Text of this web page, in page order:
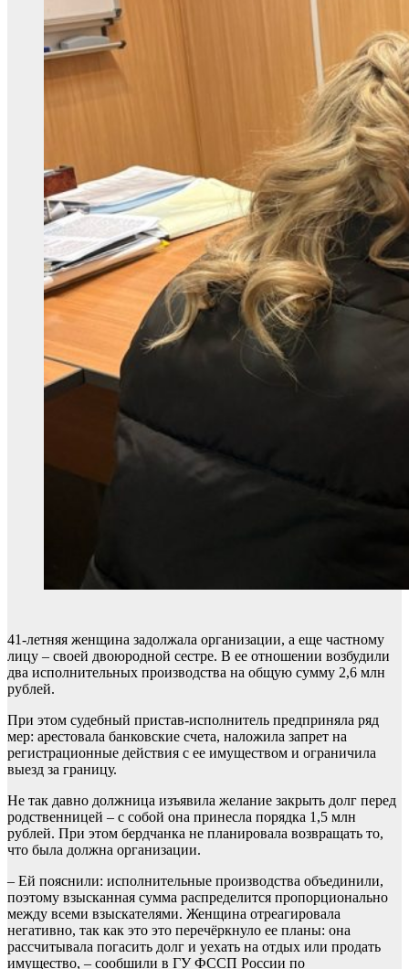
41-летняя женщина задолжала организации, а еще частному
лицу – своей двоюродной сестре. В ее отношении возбудили
два исполнительных производства на общую сумму 2,6 млн
рублей.
При этом судебный пристав-исполнитель предприняла ряд
мер: арестовала банковские счета, наложила запрет на
регистрационные действия с ее имуществом и ограничила
выезд за границу.
Не так давно должница изъявила желание закрыть долг перед
родственницей – с собой она принесла порядка 1,5 млн
рублей. При этом бердчанка не планировала возвращать то,
что была должна организации.
– Ей пояснили: исполнительные производства объединили,
поэтому взысканная сумма распределится пропорционально
между всеми взыскателями. Женщина отреагировала
негативно, так как это это перечёркнуло ее планы: она
рассчитывала погасить долг и уехать на отдых или продать
имущество, – сообшили в ГУ ФССП России по